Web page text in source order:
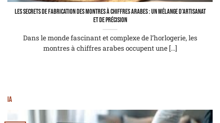
Les secrets de fabrication des montres à chiffres arabes : un mélange d’artisanat
et de précision
Dans le monde fascinant et complexe de l’horlogerie, les
montres à chiffres arabes occupent une [...]
IA